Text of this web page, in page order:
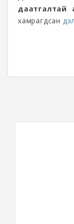
даатгалтай
хамрагдсан